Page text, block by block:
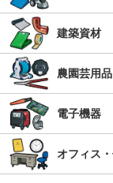
建築資材
農園芸用品
電子機器
オフィス